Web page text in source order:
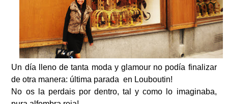
Un día lleno de tanta moda y glamour no podía finalizar
de otra manera: última parada en Louboutin!
No os la perdais por dentro, tal y como lo imaginaba,